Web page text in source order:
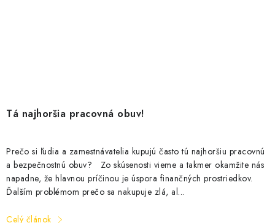
Tá najhoršia pracovná obuv!
Prečo si ľudia a zamestnávatelia kupujú často tú najhoršiu pracovnú
a bezpečnostnú obuv? Zo skúsenosti vieme a takmer okamžite nás
napadne, že hlavnou príčinou je úspora finančných prostriedkov.
Ďalším problémom prečo sa nakupuje zlá, al...
Celý článok